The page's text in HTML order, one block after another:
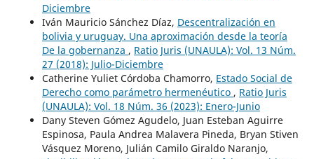
Diciembre
Iván Mauricio Sánchez Díaz, Descentralización en
bolivia y uruguay. Una aproximación desde la teoría
De la gobernanza , Ratio Juris (UNAULA): Vol. 13 Núm.
27 (2018): Julio-Diciembre
Catherine Yuliet Córdoba Chamorro, Estado Social de
Derecho como parámetro hermenéutico , Ratio Juris
(UNAULA): Vol. 18 Núm. 36 (2023): Enero-Junio
Dany Steven Gómez Agudelo, Juan Esteban Aguirre
Espinosa, Paula Andrea Malavera Pineda, Bryan Stiven
Vásquez Moreno, Julián Camilo Giraldo Naranjo,